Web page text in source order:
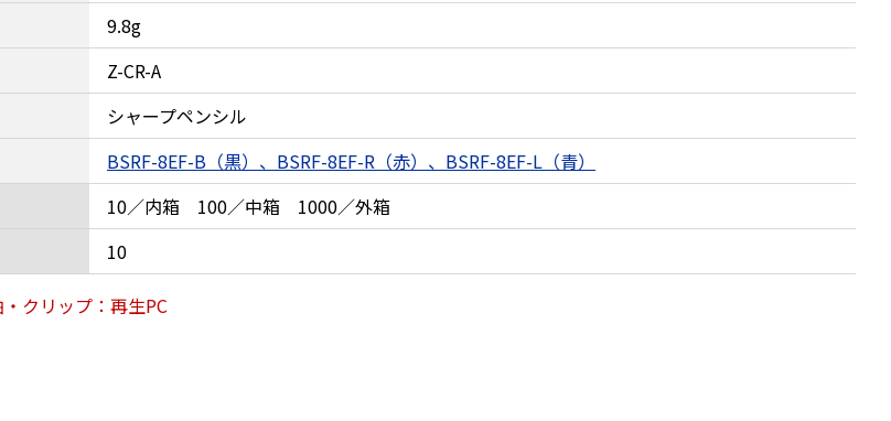
9.8g
Z-CR-A
シャープペンシル
BSRF-8EF-B（黒）、BSRF-8EF-R（赤）、BSRF-8EF-L（青）
10／内箱 100／中箱 1000／外箱
10
クリップ：再生PC